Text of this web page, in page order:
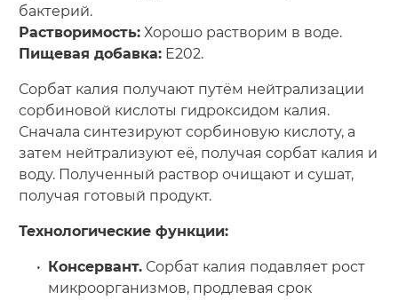
бактерий.
Растворимость:Хорошо растворим в воде.
Пищевая добавка:E202.
Сорбат калия получают путём нейтрализации
сорбиновой кислоты гидроксидом калия.
Сначала синтезируют сорбиновую кислоту, а
затем нейтрализуют её, получая сорбат калия и
воду. Полученный раствор очищают и сушат,
получая готовый продукт.
Технологические функции:
Консервант.Сорбат калия подавляет рост
микроорганизмов, продлевая срок